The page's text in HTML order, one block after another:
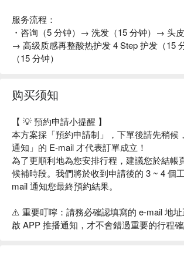
服务流程：
・咨询（5 分钟）→ 洗发（15 分钟）→ 头皮
→ 高级质感再整酸热护发 4 Step 护发（15
（15 分钟）
购买须知
【 💡 預約申請小提醒 】
本方案採「預約申請制」，下單後請先稍候
通知」的 E-mail 才代表訂單成立！
為了更順利地為您安排行程，建議您於結帳
候補時段。我們將於收到申請後的 3 ~ 4 個
mail 通知您最終預約結果。
⚠️ 重要叮嚀：請務必確認填寫的 e-mail 地
啟 APP 推播通知，才不會錯過重要的行程確